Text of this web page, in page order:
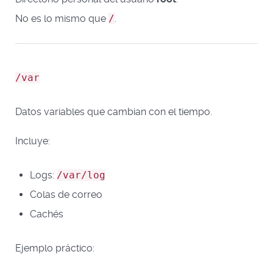
No es lo mismo que /.
/var
Datos variables que cambian con el tiempo.
Incluye:
Logs: /var/log
Colas de correo
Cachés
Ejemplo práctico: